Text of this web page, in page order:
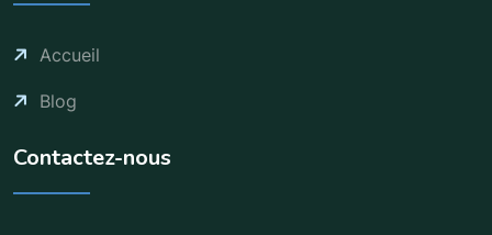
Accueil
Blog
Contactez-nous